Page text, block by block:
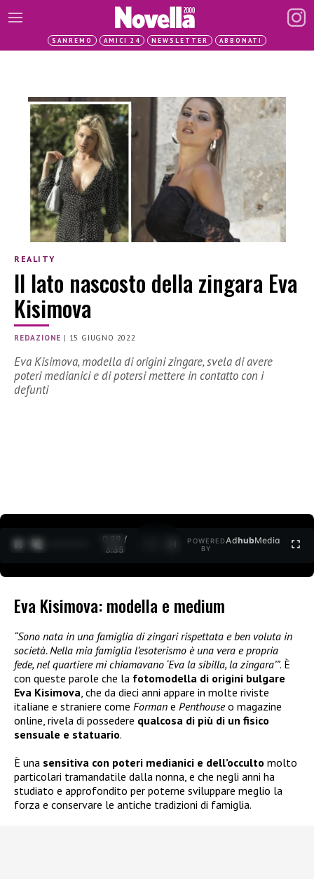
SANREMO AMICI 24 NEWSLETTER ABBONATI
REALITY
Il lato nascosto della zingara Eva
Kisimova
REDAZIONE | 15 GIUGNO 2022
Eva Kisimova, modella di origini zingare, svela di avere
poteri medianici e di potersi mettere in contatto con i
defunti
0:30 /
3:35
POWERED
BY
AdhubMedia
Eva Kisimova: modella e medium
“Sono nata in una famiglia di zingari rispettata e ben voluta in
società. Nella mia famiglia l’esoterismo è una vera e propria
fede, nel quartiere mi chiamavano ‘Eva la sibilla, la zingara’”. È
con queste parole che la fotomodella di origini bulgare
Eva Kisimova, che da dieci anni appare in molte riviste
italiane e straniere come Forman e Penthouseo magazine
online, rivela di possedere qualcosa di più di un fisico
sensuale e statuario.
È una sensitiva con poteri medianici e dell’occulto molto
particolari tramandatile dalla nonna, e che negli anni ha
studiato e approfondito per poterne sviluppare meglio la
forza e conservare le antiche tradizioni di famiglia.